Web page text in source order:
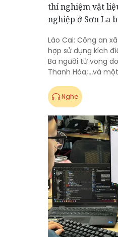
thí nghiệm vật
nghiệp ở Sơn La
Lào Cai: Công an
hợp sử dụng kích
Ba người tử vong
Thanh Hóa;...và
Nghe